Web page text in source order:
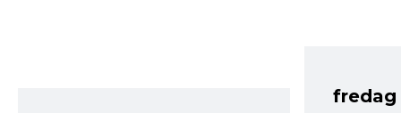
fredag